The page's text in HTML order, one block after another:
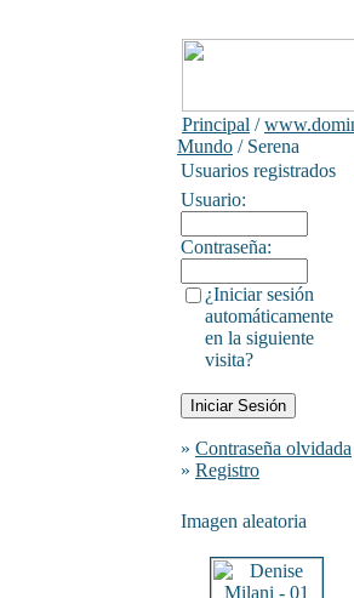
Principal /
Mundo / Serena
Usuarios registrados
Usuario:
Contraseña:
¿Iniciar sesión
automáticamente
en la siguiente
visita?
» Contraseña olvidada
» Registro
Imagen aleatoria